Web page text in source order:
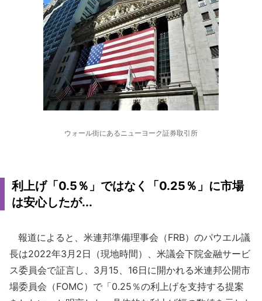
ウォール街にあるニューヨーク証券取引所
利上げ「0.5％」ではなく「0.25％」に市場
は安心したが...
報道によると、米連邦準備理事会（FRB）のパウエル議
長は2022年3月2日（現地時間）、米議会下院金融サービ
ス委員会で証言し、3月15、16日に開かれる米連邦公開市
場委員会（FOMC）で「0.25％の利上げを支持する提案